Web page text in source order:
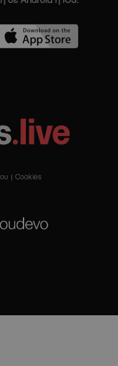
Cookies